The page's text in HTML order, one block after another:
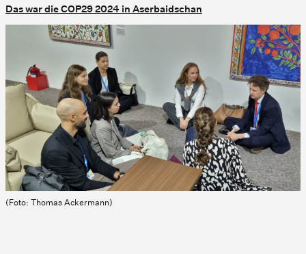
(Foto: Thomas Ackermann)
Das war die COP29 2024 in Aserbaidschan